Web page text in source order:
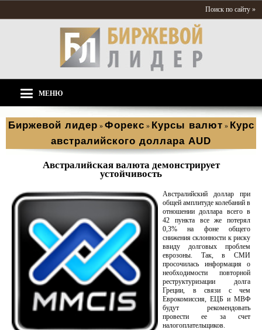
Поиск по сайту »
МЕНЮ
Биржевой лидер » Форекс » Курсы валют » Курс
австралийского доллара AUD
Австралийская валюта демонстрирует
устойчивость
Австралийский доллар при
общей амплитуде колебаний в
отношении доллара всего в
42 пункта все же потерял
0,3% на фоне общего
снижения склонности к риску
ввиду долговых проблем
еврозоны. Так, в СМИ
просочилась информация о
необходимости повторной
реструктуризации долга
Греции, в связи с чем
Еврокомиссия, ЕЦБ и МВФ
будут рекомендовать
провести ее за счет
налогоплательщиков.